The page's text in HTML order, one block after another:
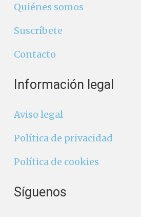
Quiénes somos
Suscríbete
Contacto
Información legal
Aviso legal
Política de privacidad
Política de cookies
Síguenos